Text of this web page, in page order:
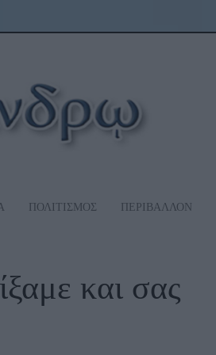
ΠΟΛΙΤΙΣΜΟΣ ΠΕΡΙΒΑΛΛΟΝ
και σας